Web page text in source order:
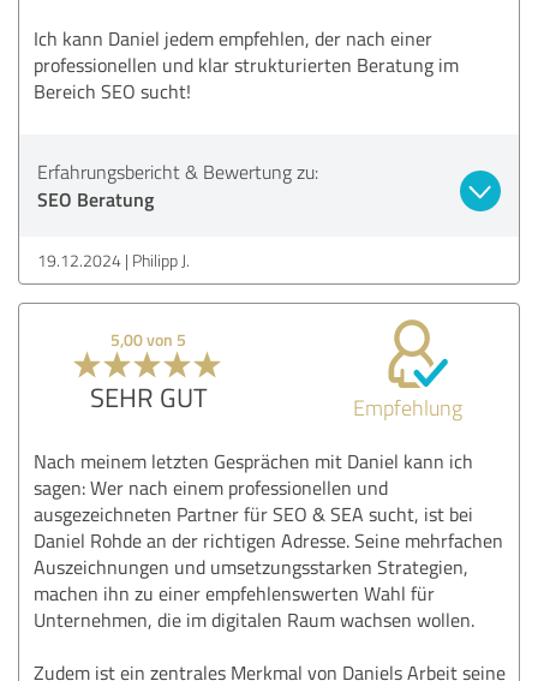
Ich kann Daniel jedem empfehlen, der nach einer
professionellen und klar strukturierten Beratung im
Bereich SEO sucht!
Erfahrungsbericht & Bewertung zu:
SEO Beratung
19.12.2024 Philipp J.
5,00 von 5
SEHR GUT Empfehlung
Nach meinem letzten Gesprächen mit Daniel kann ich
sagen: Wer nach einem professionellen und
ausgezeichneten Partner für SEO & SEA sucht, ist bei
Daniel Rohde an der richtigen Adresse. Seine mehrfachen
Auszeichnungen und umsetzungsstarken Strategien,
machen ihn zu einer empfehlenswerten Wahl für
Unternehmen, die im digitalen Raum wachsen wollen.
Zudem ist ein zentrales Merkmal von Daniels Arbeit seine